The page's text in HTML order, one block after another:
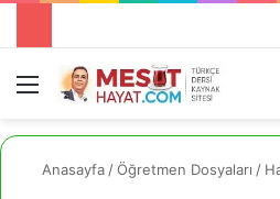
Menü
Anasayfa /Öğretmen Dosyaları /